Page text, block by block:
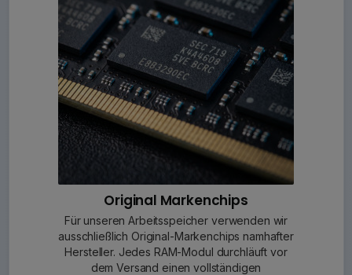
Original Markenchips
Für unseren Arbeitsspeicher verwenden wir
ausschließlich Original-Markenchips namhafter
Hersteller. Jedes RAM-Modul durchläuft vor
dem Versand einen vollständigen